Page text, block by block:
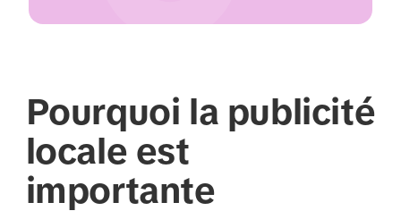
Pourquoi la publicité
locale est
importante